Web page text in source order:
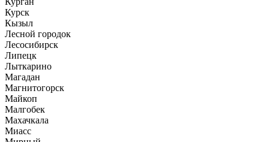
Курск
Кызыл
Лесной городок
Лесосибирск
Липецк
Лыткарино
Магадан
Магнитогорск
Майкоп
Малгобек
Махачкала
Миасс